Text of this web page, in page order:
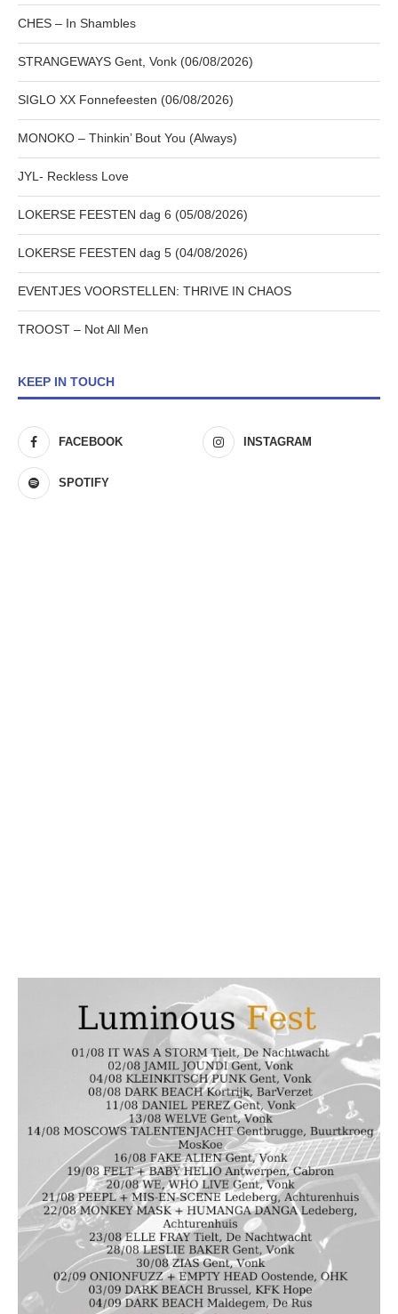
CHES – In Shambles
STRANGEWAYS Gent, Vonk (06/08/2026)
SIGLO XX Fonnefeesten (06/08/2026)
MONOKO – Thinkin’ Bout You (Always)
JYL- Reckless Love
LOKERSE FEESTEN dag 6 (05/08/2026)
LOKERSE FEESTEN dag 5 (04/08/2026)
EVENTJES VOORSTELLEN: THRIVE IN CHAOS
TROOST – Not All Men
KEEP IN TOUCH
FACEBOOK INSTAGRAM
SPOTIFY